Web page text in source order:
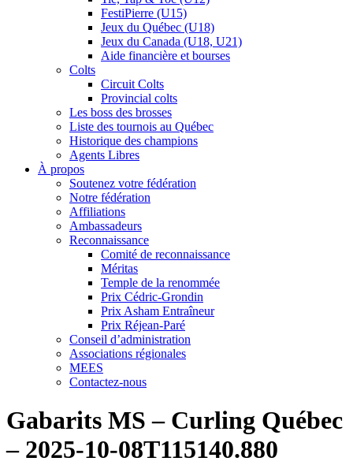
FestiPierre (U15)
Jeux du Québec (U18)
Jeux du Canada (U18, U21)
Aide financière et bourses
Colts
Circuit Colts
Provincial colts
Les boss des brosses
Liste des tournois au Québec
Historique des champions
Agents Libres
À propos
Soutenez votre fédération
Notre fédération
Affiliations
Ambassadeurs
Reconnaissance
Comité de reconnaissance
Méritas
Temple de la renommée
Prix Cédric-Grondin
Prix Asham Entraîneur
Prix Réjean-Paré
Conseil d’administration
Associations régionales
MEES
Contactez-nous
Gabarits MS – Curling Québec
– 2025-10-08T115140.880